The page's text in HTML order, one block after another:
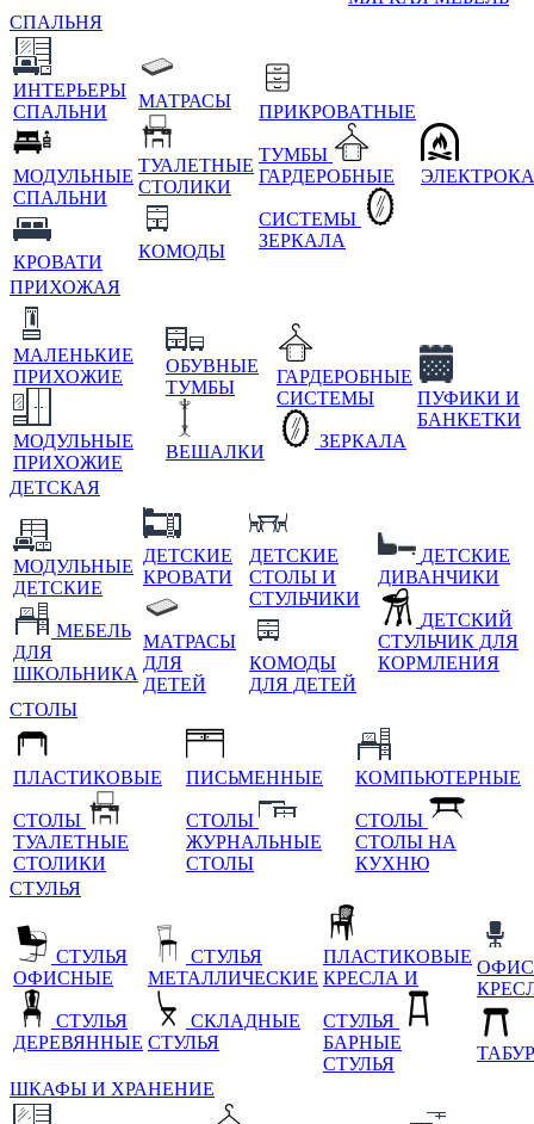
СПАЛЬНЯ
ИНТЕРЬЕРЫ
СПАЛЬНИ
МОДУЛЬНЫЕ
СПАЛЬНИ
КРОВАТИ
МАТРАСЫ
ТУАЛЕТНЫЕ
СТОЛИКИ
КОМОДЫ
ПРИКРОВАТНЫЕ
ТУМБЫ
ГАРДЕРОБНЫЕ
СИСТЕМЫ
ЗЕРКАЛА
ПРИХОЖАЯ
МАЛЕНЬКИЕ
ПРИХОЖИЕ
МОДУЛЬНЫЕ
ПРИХОЖИЕ
ОБУВНЫЕ
ТУМБЫ
ВЕШАЛКИ
ГАРДЕРОБНЫЕ
СИСТЕМЫ
ЗЕРКАЛА
ПУФИКИ И
БАНКЕТКИ
ДЕТСКАЯ
МОДУЛЬНЫЕ
ДЕТСКИЕ
МЕБЕЛЬ
ДЛЯ
ШКОЛЬНИКА
ДЕТСКИЕ
КРОВАТИ
МАТРАСЫ
ДЛЯ
ДЕТЕЙ
ДЕТСКИЕ
СТОЛЫ И
СТУЛЬЧИКИ
КОМОДЫ
ДЛЯ ДЕТЕЙ
ДЕТСКИЕ
ДИВАНЧИКИ
ДЕТСКИЙ
СТУЛЬЧИК ДЛЯ
КОРМЛЕНИЯ
СТОЛЫ
ПЛАСТИКОВЫЕ
СТОЛЫ
ТУАЛЕТНЫЕ
СТОЛИКИ
ПИСЬМЕННЫЕ
СТОЛЫ
ЖУРНАЛЬНЫЕ
СТОЛЫ
КОМПЬЮТЕРНЫЕ
СТОЛЫ
СТОЛЫ НА
КУХНЮ
СТУЛЬЯ
СТУЛЬЯ
ОФИСНЫЕ
СТУЛЬЯ
ДЕРЕВЯННЫЕ
СТУЛЬЯ
МЕТАЛЛИЧЕСКИЕ
СКЛАДНЫЕ
СТУЛЬЯ
ПЛАСТИКОВЫЕ
КРЕСЛА И
СТУЛЬЯ
БАРНЫЕ
СТУЛЬЯ
ШКАФЫ И ХРАНЕНИЕ